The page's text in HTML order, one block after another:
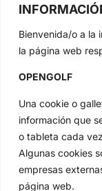
Bienvenida/o a la
la página web
OPENGOLF
Una cookie o
información que
o tableta cada
Algunas cookies
empresas
página web.
OpenGolf
profesional y
Jon Rahm, LIV
Categorias
Actualidad
Amateurs
Circuitos
Especiales